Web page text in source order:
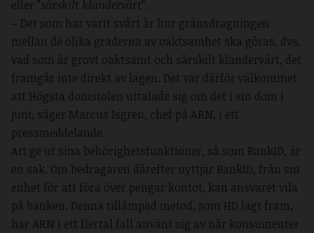
eller ”särskilt klandervärt”.
– Det som har varit svårt är hur gränsdragningen
mellan de olika graderna av oaktsamhet ska göras, dvs.
vad som är grovt oaktsamt och särskilt klandervärt, det
framgår inte direkt av lagen. Det var därför välkommet
att Högsta domstolen uttalade sig om det i sin dom i
juni, säger Marcus Isgren, chef på ARN, i ett
pressmeddelande.
Att ge ut sina behörighetsfunktioner, så som BankID, är
en sak. Om bedragaren därefter nyttjar BankID, från sin
enhet för att föra över pengar kontot, kan ansvaret vila
på banken. Denna tillämpad metod, som HD lagt fram,
har ARN i ett flertal fall använt sig av när konsumenter